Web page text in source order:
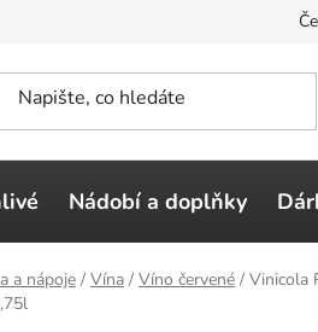
Nádobí a doplňky
a nápoje / Vína / Víno červené / Vinicola